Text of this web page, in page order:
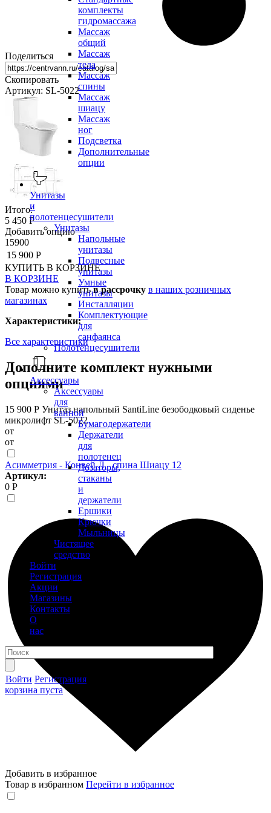
комплекты
гидромассажа
Массаж
общий
Массаж
тела
Массаж
спины
Массаж
шиацу
Массаж
ног
Подсветка
Дополнительные
опции
Унитазы
и
полотенцесушители
Унитазы
Напольные
унитазы
Подвесные
унитазы
Умные
унитазы
Инсталляции
Комплектующие
для
санфаянса
Полотенцесушители
Аксессуары
Аксессуары
для
ванной
Бумагодержатели
Держатели
для
полотенец
Дозаторы,
стаканы
и
держатели
Ершики
Крючки
Мыльницы
Чистящее
средство
Войти
Регистрация
Акции
Магазины
Контакты
О
нас
Войти Регистрация
корзина пуста
Поделиться
Скопировать
Артикул: SL-5022
Итого:
5 450 Р
Добавить опцию
15900
15 900 Р
КУПИТЬ В КОРЗИНЕ
В КОРЗИНЕ
Товар можно купитьв рассрочку в наших розничных
магазинах
Характеристики:
Все характеристики
Дополните комплект нужными
опциями
15 900 Р Унитаз напольный SantiLine безободковый сиденье
микролифт SL-5022
от
от
Асимметрия - Конвей Л - спина Шиацу 12
Артикул:
0 Р
Добавить в избранное
Товар в избранном Перейти в избранное